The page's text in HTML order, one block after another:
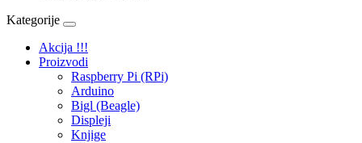
Kategorije
Akcija !!!
Proizvodi
Raspberry Pi (RPi)
Arduino
Bigl (Beagle)
Displеji
Knjige